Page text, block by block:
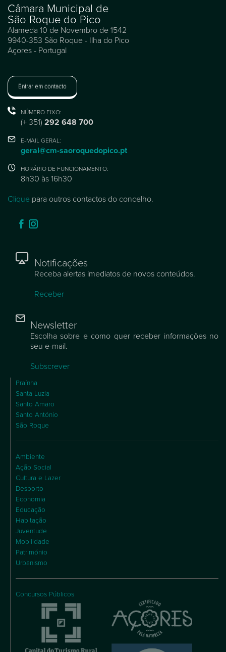
Câmara Municipal de
São Roque do Pico
Alameda 10 de Novembro de 1542
9940-353 São Roque - Ilha do Pico
Açores - Portugal
Entrar em contacto
NÚMERO FIXO:
(+ 351) 292 648 700
E-MAIL GERAL:
geral@cm-saoroquedopico.pt
HORÁRIO DE FUNCIONAMENTO:
8h30 às 16h30
Clique para outros contactos do concelho.
Notificações
Receba alertas imediatos de novos conteúdos.
Receber
Newsletter
Escolha sobre e como quer receber informações no
seu e-mail.
Subscrever
Praínha
Santa Luzia
Santo Amaro
Santo António
São Roque
Ambiente
Ação Social
Cultura e Lazer
Desporto
Economia
Educação
Habitação
Juventude
Mobilidade
Património
Urbanismo
Concursos Públicos